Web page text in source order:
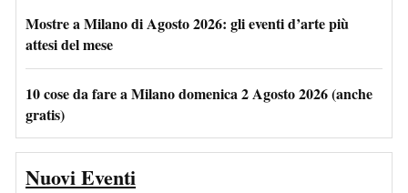
Mostre a Milano di Agosto 2026: gli eventi d’arte più
attesi del mese
10 cose da fare a Milano domenica 2 Agosto 2026 (anche
gratis)
Nuovi Eventi